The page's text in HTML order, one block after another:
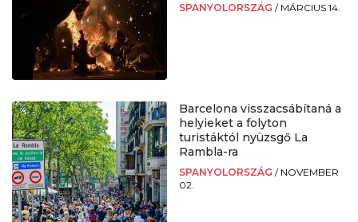
SPANYOLORSZÁG / MÁRCIUS 14.
Barcelona visszacsábítaná a
helyieket a folyton
turistáktól nyüzsgő La
Rambla-ra
SPANYOLORSZÁG / NOVEMBER
02.